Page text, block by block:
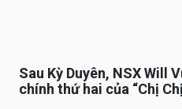
Sau Kỳ Duyên, NSX Will
chính thứ hai của “Chị